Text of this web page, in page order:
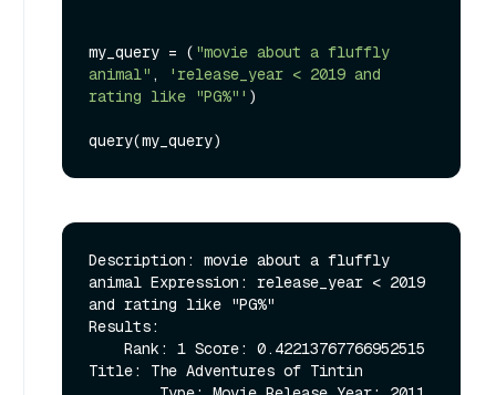
my_query = ( "movie about a fluffly
animal" ,
'release_year < 2019 and
rating like "PG%"' )
Description: movie about a fluffly
animal Expression: release_year < 2019
and rating like "PG%"
Results:
Title: The Adventures of Tintin